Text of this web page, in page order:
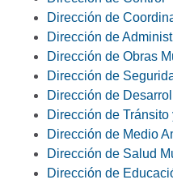
Dirección de
Dirección de
Dirección de Obras
Dirección de
Dirección de
Dirección de
Dirección de Medio
Dirección de Salud
Dirección de